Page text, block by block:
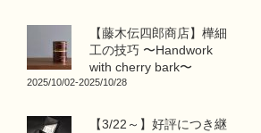
【藤木伝四郎商店】樺細
工の技巧 〜Handwork
with cherry bark〜
2025/10/02-2025/10/28
【3/22～】好評につき継